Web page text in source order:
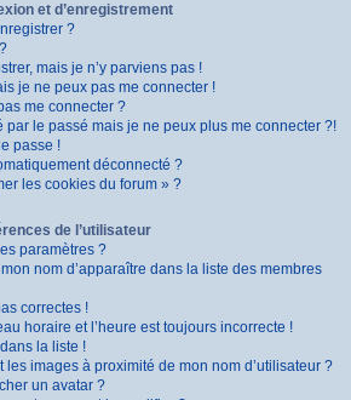
et d’enregistrement
?
mais je n’y parviens pas !
je ne peux pas me connecter !
me connecter ?
par le passé mais je ne peux plus me connecter ?!
passe !
déconnecté ?
les cookies du forum » ?
de l’utilisateur
paramètres ?
nom d’apparaître dans la liste des membres
correctes !
horaire et l’heure est toujours incorrecte !
la liste !
les images à proximité de mon nom d’utilisateur ?
un avatar ?